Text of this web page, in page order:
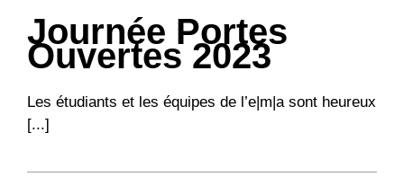
Journée Portes
Ouvertes 2023
Les étudiants et les équipes de l’e|m|a sont heureux
[...]